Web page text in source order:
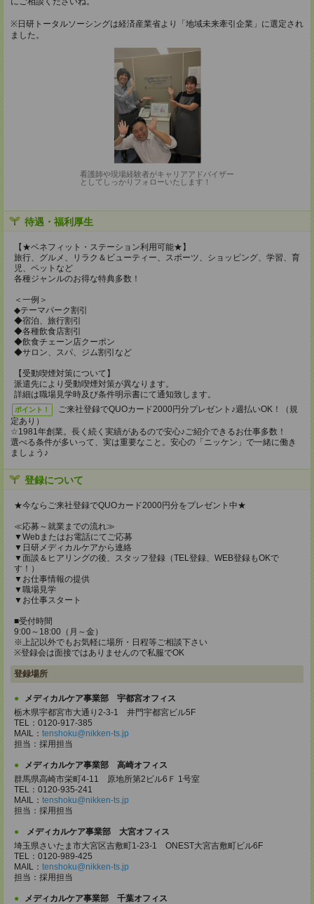
※日研トータルソーシングは経済産業省より「地域未来牽引企業」に選定され
ました。
看護師や現場経験者がキャリアアドバイザー
としてしっかりフォローいたします！
待遇・福利厚生
【★ベネフィット・ステーション利用可能★】
旅行、グルメ、リラク＆ビューティー、スポーツ、ショッピング、学習、育
児、ペットなど
各種ジャンルのお得な特典多数！
＜一例＞
◆テーマパーク割引
◆宿泊、旅行割引
◆各種飲食店割引
◆飲食チェーン店クーポン
◆サロン、スパ、ジム割引など
【受動喫煙対策について】
派遣先により受動喫煙対策が異なります。
詳細は職場見学時及び条件明示書にて通知致します。
ポイント！
ご来社登録でQUOカード2000円分プレゼント♪週払いOK！（規
定あり）
☆1981年創業。長く続く実績があるので安心♪ご紹介できるお仕事多数！
選べる条件が多いって、実は重要なこと。安心の「ニッケン」で一緒に働き
ましょう♪
登録について
★今ならご来社登録でQUOカード2000円分をプレゼント中★
≪応募～就業までの流れ≫
▼Webまたはお電話にてご応募
▼日研メディカルケアから連絡
▼面談＆ヒアリングの後、スタッフ登録（TEL登録、WEB登録もOKで
す！）
▼お仕事情報の提供
▼職場見学
▼お仕事スタート
■受付時間
9:00～18:00（月～金）
※上記以外でもお気軽に場所・日程等ご相談下さい
※登録会は面接ではありませんので私服でOK
登録場所
メディカルケア事業部 宇都宮オフィス
栃木県宇都宮市大通り2-3-1 井門宇都宮ビル5F
TEL：0120-917-385
MAIL： tenshoku@nikken-ts.jp
担当：採用担当
メディカルケア事業部 高崎オフィス
群馬県高崎市栄町4-11 原地所第2ビル6Ｆ 1号室
TEL：0120-935-241
MAIL： tenshoku@nikken-ts.jp
担当：採用担当
メディカルケア事業部 大宮オフィス
埼玉県さいたま市大宮区吉敷町1-23-1 ONEST大宮吉敷町ビル6F
TEL：0120-989-425
MAIL： tenshoku@nikken-ts.jp
担当：採用担当
メディカルケア事業部 千葉オフィス